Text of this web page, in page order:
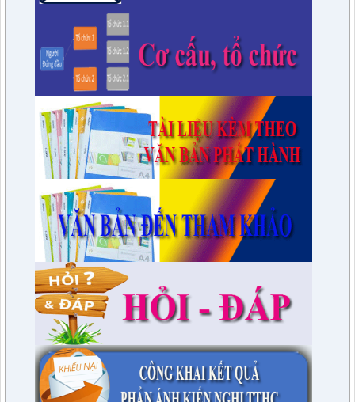
7/QĐ-BPC
Quyết định thành lập đoàn giám sát việc thực hiện các quy
định của pháp luật về công tác thi hành án dân sự trên địa
bàn huyện năm 2021, 2022
lượt xem: 3385 | lượt tải:596
230/CTr-TT HĐND
Chương trình công tác tháng 03/2023 của TT HĐND
lượt xem: 3376 | lượt tải:461
1/NQ-TTHĐND
Nghị quyết V/v: Điều chỉnh cục bộ quy hoạch chi tiết xây dựng
tỷ lệ 1/500 Khu trung tâm thị trấn Tuần Giáo huyện Tuần Giáo
tỉnh Điện Biên ( Khu dân cư số 1 Thị trấn Tuần Giáo; Khu dân
cư số 2 Thị trấn Tuần Giáo; Khu dân cư mới số 3
lượt xem: 2802 | lượt tải:1454
2/CV-BDT
Đề xuất chuyên đề giám sát năm 2024
lượt xem: 3922 | lượt tải:979
4/CV-BKTXH
Đề xuất nội dung giám sát năm 2024 của TT HĐND huyện
lượt xem: 4936 | lượt tải:1315